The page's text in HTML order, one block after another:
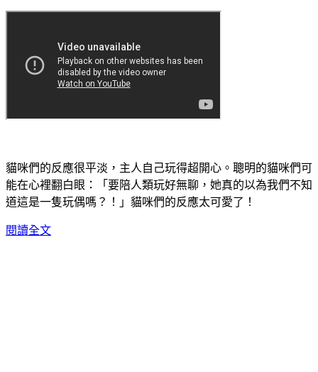
貓咪們的反應很平淡，主人自己玩得超開心。聰明的貓咪們可
能在心裡翻白眼：「要陪人類玩好無聊，她真的以為我們不知
道這是一隻玩偶嗎？！」貓咪們的反應太可愛了！
閱讀全文